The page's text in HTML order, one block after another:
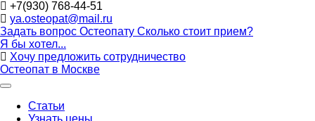
+7(930) 768-44-51
ya.osteopat@mail.ru
Задать вопрос Остеопату Сколько стоит прием?
Я бы хотел...
Хочу предложить сотрудничество
Остеопат в Москве
Статьи
Узнать цены